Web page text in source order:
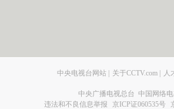
中央电视台网站 关于CCTV.com 人
中央广播电视总台 中国网络
违法和不良信息举报
京ICP证060535号